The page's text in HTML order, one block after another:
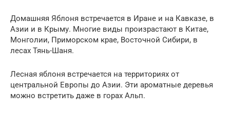
Домашняя Яблоня встречается в Иране и на Кавказе, в
Азии и в Крыму. Многие виды произрастают в Китае,
Монголии, Приморском крае, Восточной Сибири, в
лесах Тянь-Шаня.
Лесная яблоня встречается на территориях от
центральной Европы до Азии. Эти ароматные деревья
можно встретить даже в горах Альп.